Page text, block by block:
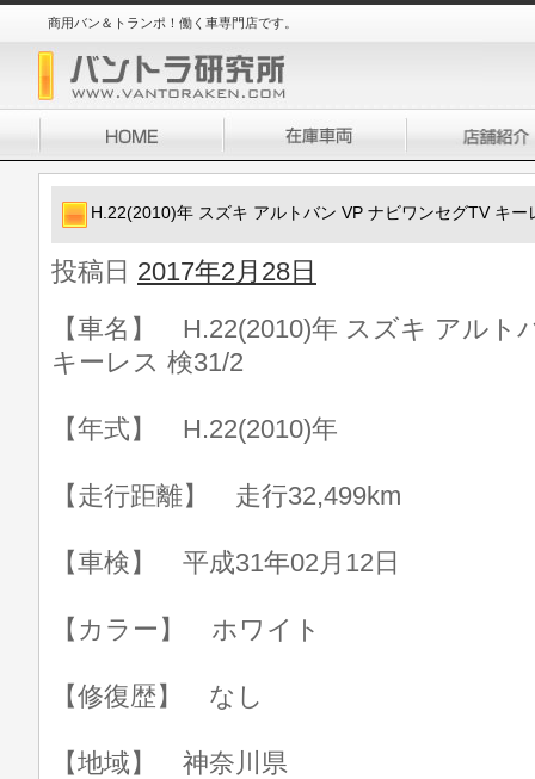
商用バン＆トランポ！働く車専門店です。
H.22(2010)年 スズキ アルトバン VP ナビワンセグTV キー
投稿日 2017年2月28日
【車名】 H.22(2010)年 スズキ アルト
キーレス 検31/2
【年式】 H.22(2010)年
【走行距離】 走行32,499km
【車検】 平成31年02月12日
【カラー】 ホワイト
【修復歴】 なし
【地域】 神奈川県